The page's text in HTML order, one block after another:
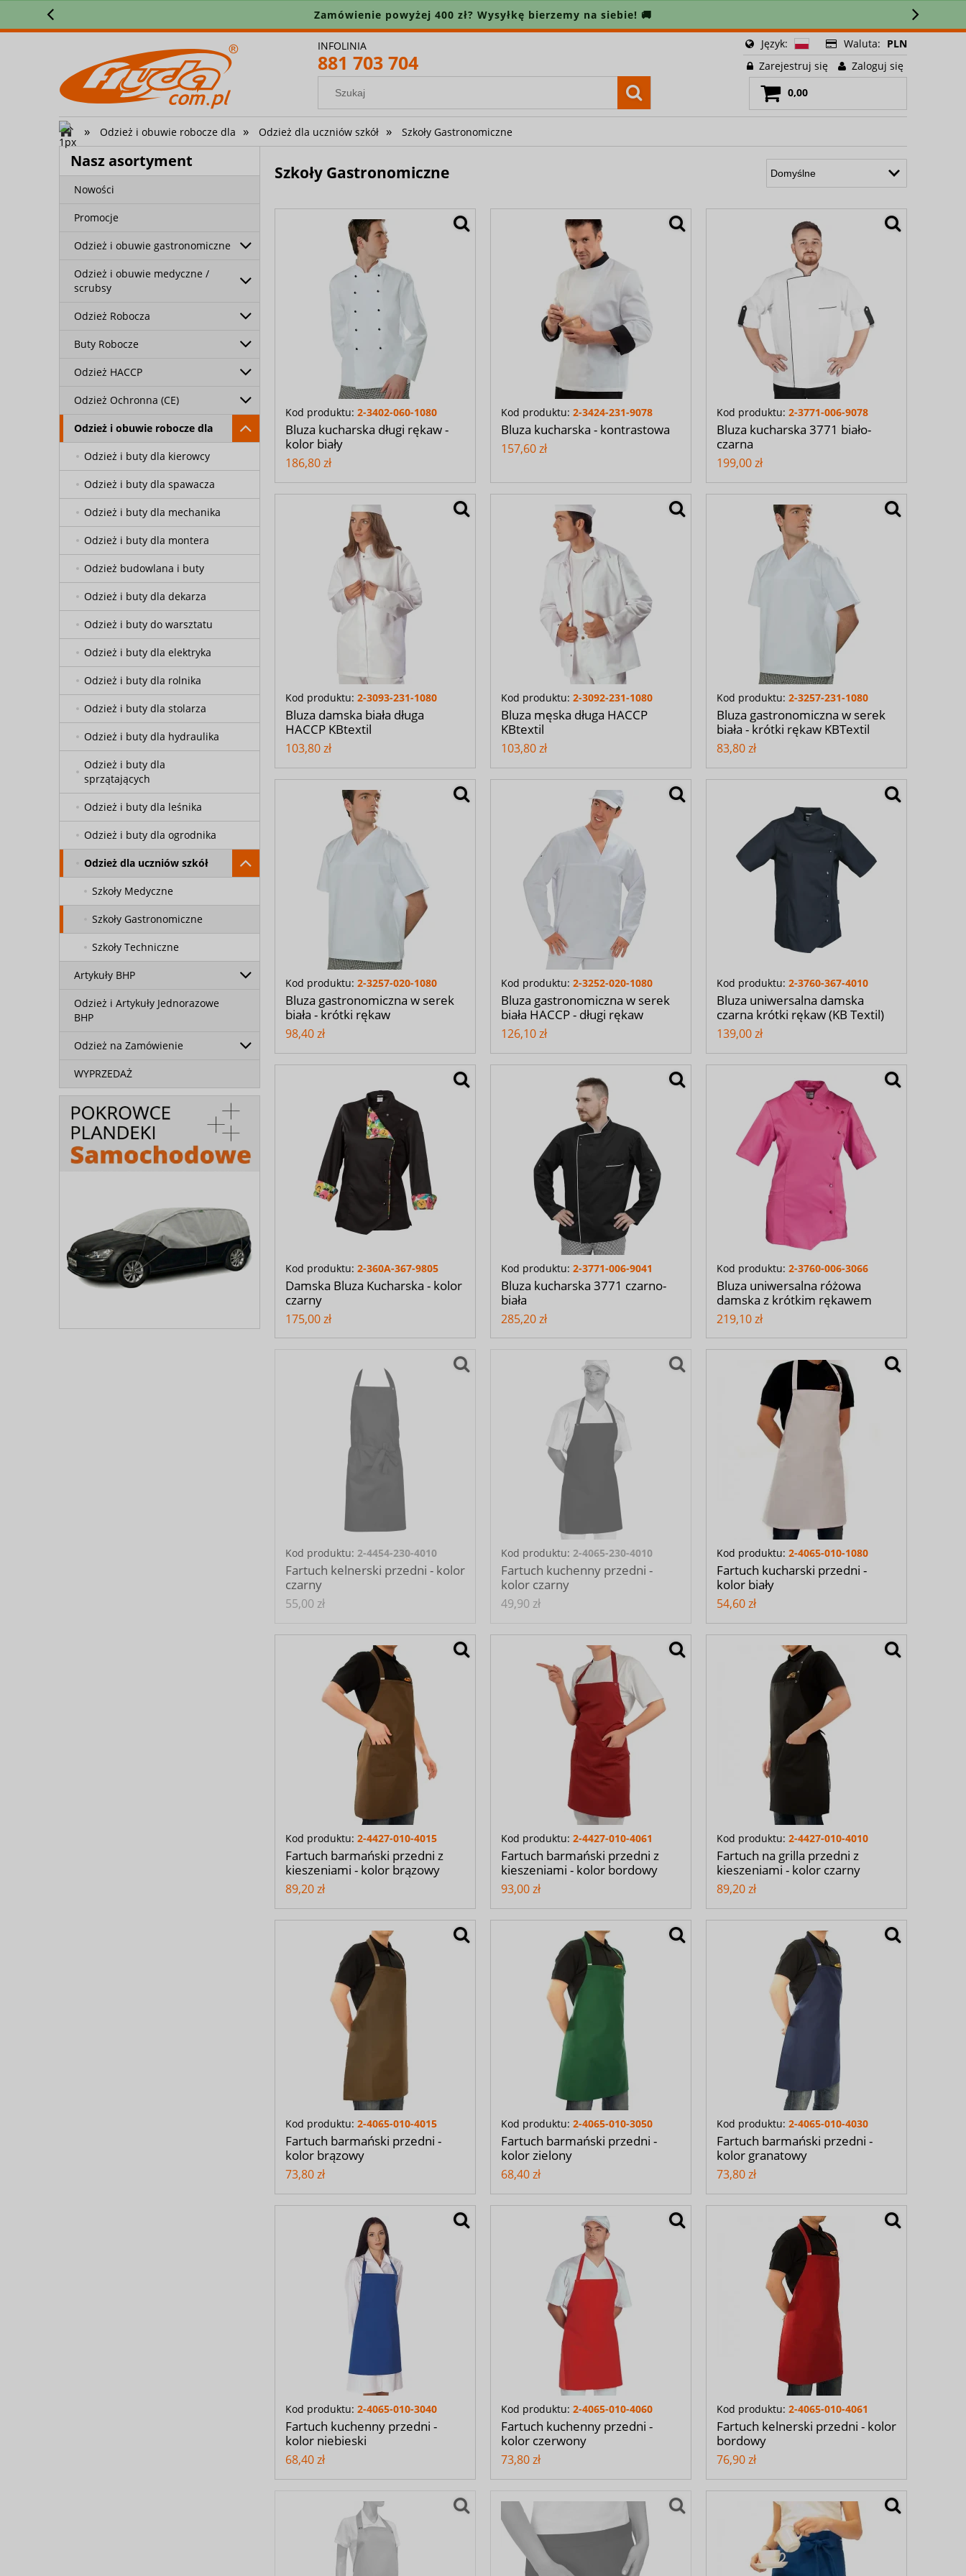
Zamówienie powyżej 400 zł? Wysyłkę bierzemy na siebie! 🚚
INFOLINIA
881 703 704
Język: Waluta: PLN
Zarejestruj się
Zaloguj się
0,00
» Odzież i obuwie robocze dla » Odzież dla uczniów szkół » Szkoły Gastronomiczne
Nasz asortyment
Nowości
Promocje
Odzież i obuwie gastronomiczne
Odzież i obuwie medyczne /
scrubsy
Odzież Robocza
Buty Robocze
Odzież HACCP
Odzież Ochronna (CE)
Odzież i obuwie robocze dla
Odzież i buty dla kierowcy
Odzież i buty dla spawacza
Odzież i buty dla mechanika
Odzież i buty dla montera
Odzież budowlana i buty
Odzież i buty dla dekarza
Odzież i buty do warsztatu
Odzież i buty dla elektryka
Odzież i buty dla rolnika
Odzież i buty dla stolarza
Odzież i buty dla hydraulika
Odzież i buty dla
sprzątających
Odzież i buty dla leśnika
Odzież i buty dla ogrodnika
Odzież dla uczniów szkół
Szkoły Medyczne
Szkoły Gastronomiczne
Szkoły Techniczne
Artykuły BHP
Odzież i Artykuły Jednorazowe
BHP
Odzież na Zamówienie
WYPRZEDAŻ
Szkoły Gastronomiczne
Kod produktu: 2-3402-060-1080
Bluza kucharska długi rękaw -
kolor biały
186,80 zł
Kod produktu: 2-3424-231-9078
Bluza kucharska - kontrastowa
157,60 zł
Kod produktu: 2-3771-006-9078
Bluza kucharska 3771 biało-
czarna
199,00 zł
Kod produktu: 2-3093-231-1080
Bluza damska biała długa
HACCP KBtextil
103,80 zł
Kod produktu: 2-3092-231-1080
Bluza męska długa HACCP
KBtextil
103,80 zł
Kod produktu: 2-3257-231-1080
Bluza gastronomiczna w serek
biała - krótki rękaw KBTextil
83,80 zł
Kod produktu: 2-3257-020-1080
Bluza gastronomiczna w serek
biała - krótki rękaw
98,40 zł
Kod produktu: 2-3252-020-1080
Bluza gastronomiczna w serek
biała HACCP - długi rękaw
126,10 zł
Kod produktu: 2-3760-367-4010
Bluza uniwersalna damska
czarna krótki rękaw (KB Textil)
139,00 zł
Kod produktu: 2-360A-367-9805
Damska Bluza Kucharska - kolor
czarny
175,00 zł
Kod produktu: 2-3771-006-9041
Bluza kucharska 3771 czarno-
biała
285,20 zł
Kod produktu: 2-3760-006-3066
Bluza uniwersalna różowa
damska z krótkim rękawem
219,10 zł
Kod produktu: 2-4454-230-4010
Fartuch kelnerski przedni - kolor
czarny
55,00 zł
Kod produktu: 2-4065-230-4010
Fartuch kuchenny przedni -
kolor czarny
49,90 zł
Kod produktu: 2-4065-010-1080
Fartuch kucharski przedni -
kolor biały
54,60 zł
Kod produktu: 2-4427-010-4015
Fartuch barmański przedni z
kieszeniami - kolor brązowy
89,20 zł
Kod produktu: 2-4427-010-4061
Fartuch barmański przedni z
kieszeniami - kolor bordowy
93,00 zł
Kod produktu: 2-4427-010-4010
Fartuch na grilla przedni z
kieszeniami - kolor czarny
89,20 zł
Kod produktu: 2-4065-010-4015
Fartuch barmański przedni -
kolor brązowy
73,80 zł
Kod produktu: 2-4065-010-3050
Fartuch barmański przedni -
kolor zielony
68,40 zł
Kod produktu: 2-4065-010-4030
Fartuch barmański przedni -
kolor granatowy
73,80 zł
Kod produktu: 2-4065-010-3040
Fartuch kuchenny przedni -
kolor niebieski
68,40 zł
Kod produktu: 2-4065-010-4060
Fartuch kuchenny przedni -
kolor czerwony
73,80 zł
Kod produktu: 2-4065-010-4061
Fartuch kelnerski przedni - kolor
bordowy
76,90 zł